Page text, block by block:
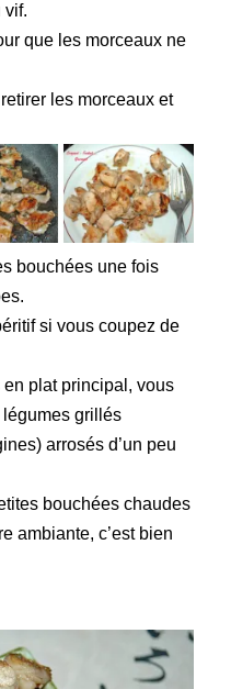
vif.
que les morceaux ne
les morceaux et
bouchées une fois
si vous coupez de
plat principal, vous
grillés
arrosés d’un peu
bouchées chaudes
ambiante, c’est bien